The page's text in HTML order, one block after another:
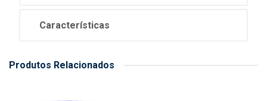
Características
Produtos Relacionados